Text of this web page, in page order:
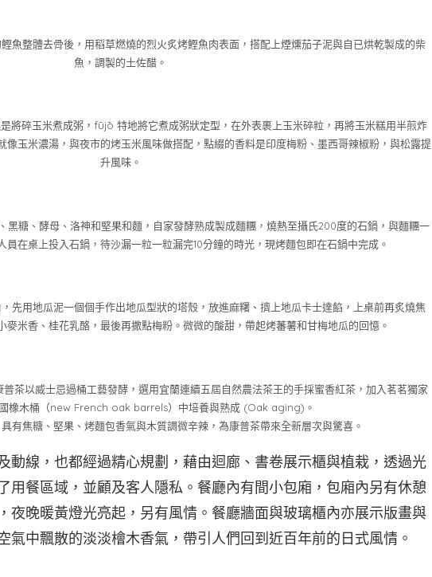
魚整體去骨後，用稻草燃燒的烈火炙烤鰹魚肉表面，搭配上煙燻茄子泥與自已烘乾製成的柴
魚，調製的土佐醋。
將碎玉米煮成粥，fūjō 特地將它煮成粥狀定型，在外表裹上玉米碎粒，再將玉米糕用半煎炸
像玉米濃湯，與夜市的烤玉米風味做搭配，點綴的香料是印度梅粉、墨西哥辣椒粉，與松露提
升風味。
黑糖、酵母、洛神和堅果和麵，自家發酵熟成製成麵糰，燒熱至攝氏200度的石鍋，與麵糰一
員在桌上投入石鍋，待沙漏一粒一粒漏完10分鐘的時光，現烤麵包即在石鍋中完成。
先用地瓜泥一個個手作出地瓜型狀的塔殼，放進麻糬、擠上地瓜卡士達餡，上桌前再炙燒焦
麥米香、桂花乳酪，最後再撒點梅粉。微微的酸甜，帶起烤蕃薯和甘梅地瓜的回憶。
茶以威士忌過桶工藝發酵，選用宜蘭連續五屆自然農法茶王的手採蜜香紅茶，加入茗茗獨家
橡木桶（new French oak barrels）中培養與熟成 (Oak aging)。
有焦糖、堅果、烤麵包香氣與木質調微辛辣，為康普茶帶來全新層次與驚喜。
動線，也都經過精心規劃，藉由迴廊、書卷展示櫃與植栽，透過光
用餐區域，並顧及客人隱私。餐廳內有間小包廂，包廂內另有休憩
夜晚暖黃燈光亮起，另有風情。餐廳牆面與玻璃櫃內亦展示版畫與
氣中飄散的淡淡檜木香氣，帶引人們回到近百年前的日式風情。